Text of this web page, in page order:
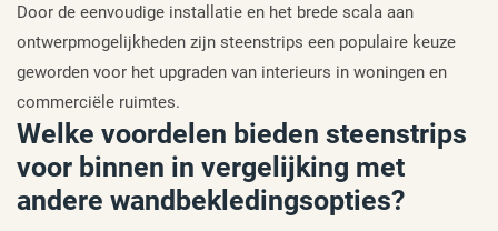
Door de eenvoudige installatie en het brede scala aan
ontwerpmogelijkheden zijn steenstrips een populaire keuze
geworden voor het upgraden van interieurs in woningen en
commerciële ruimtes.
Welke voordelen bieden steenstrips
voor binnen in vergelijking met
andere wandbekledingsopties?